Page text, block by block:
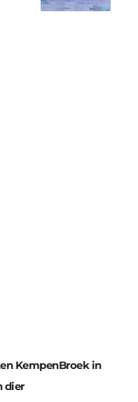
KempenBroek in
dier